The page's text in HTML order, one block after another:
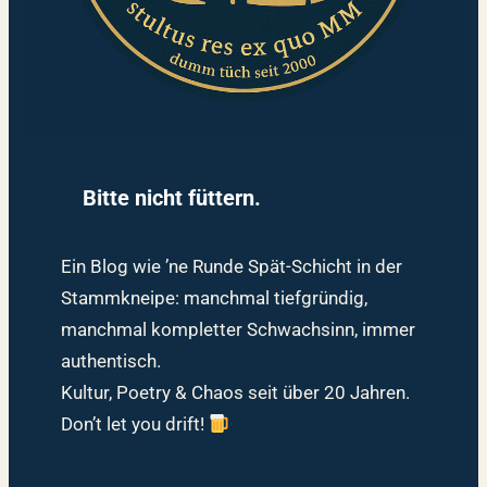
Bitte nicht füttern.
Ein Blog wie ’ne Runde Spät-Schicht in der
Stammkneipe: manchmal tiefgründig,
manchmal kompletter Schwachsinn, immer
authentisch.
Kultur, Poetry & Chaos seit über 20 Jahren.
Don’t let you drift!